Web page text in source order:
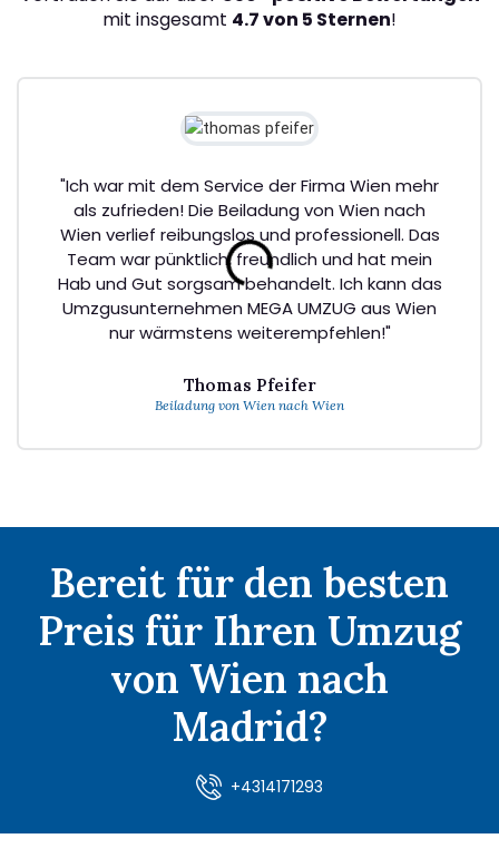
mit insgesamt 4.7 von 5 Sternen!
"Ich war mit dem Service der Firma Wien mehr
als zufrieden! Die Beiladung von Wien nach
Wien verlief reibungslos und professionell. Das
Team war pünktlich, freundlich und hat mein
Hab und Gut sorgsam behandelt. Ich kann das
Umzgusunternehmen MEGA UMZUG aus Wien
nur wärmstens weiterempfehlen!"
Thomas Pfeifer
Beiladung von Wien nach Wien
Bereit für den besten
Preis für Ihren Umzug
von Wien nach
Madrid?
+4314171293